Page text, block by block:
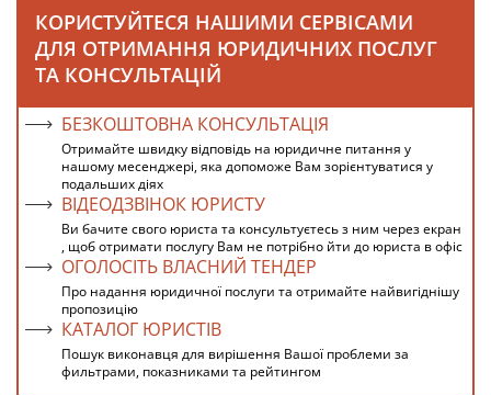
КОРИСТУЙТЕСЯ НАШИМИ СЕРВІСАМИ
ДЛЯ ОТРИМАННЯ ЮРИДИЧНИХ ПОСЛУГ
ТА КОНСУЛЬТАЦІЙ
БЕЗКОШТОВНА КОНСУЛЬТАЦІЯ
Отримайте швидку відповідь на юридичне питання у
нашому месенджері, яка допоможе Вам зорієнтуватися у
подальших діях
ВІДЕОДЗВІНОК ЮРИСТУ
Ви бачите свого юриста та консультуєтесь з ним через екран
, щоб отримати послугу Вам не потрібно йти до юриста в офіс
ОГОЛОСІТЬ ВЛАСНИЙ ТЕНДЕР
Про надання юридичної послуги та отримайте найвигіднішу
пропозицію
КАТАЛОГ ЮРИСТІВ
Пошук виконавця для вирішення Вашої проблеми за
фильтрами, показниками та рейтингом